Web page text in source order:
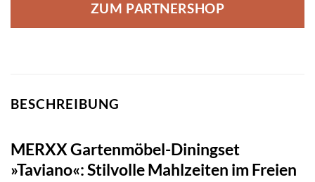
ZUM PARTNERSHOP
BESCHREIBUNG
MERXX Gartenmöbel-Diningset
»Taviano«: Stilvolle Mahlzeiten im Freien